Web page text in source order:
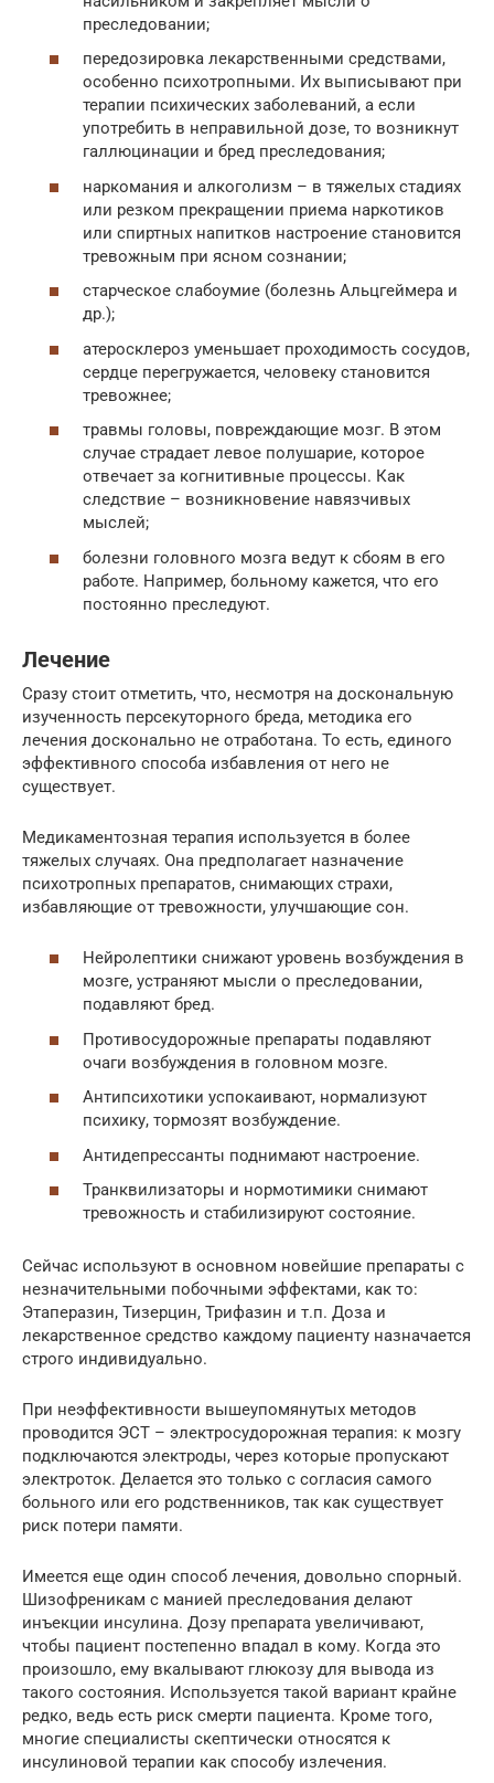
преследовании;
передозировка лекарственными средствами,
особенно психотропными. Их выписывают при
терапии психических заболеваний, а если
употребить в неправильной дозе, то возникнут
галлюцинации и бред преследования;
наркомания и алкоголизм – в тяжелых стадиях
или резком прекращении приема наркотиков
или спиртных напитков настроение становится
тревожным при ясном сознании;
старческое слабоумие (болезнь Альцгеймера и
др.);
атеросклероз уменьшает проходимость сосудов,
сердце перегружается, человеку становится
тревожнее;
травмы головы, повреждающие мозг. В этом
случае страдает левое полушарие, которое
отвечает за когнитивные процессы. Как
следствие – возникновение навязчивых
мыслей;
болезни головного мозга ведут к сбоям в его
работе. Например, больному кажется, что его
постоянно преследуют.
Лечение
Сразу стоит отметить, что, несмотря на доскональную
изученность персекуторного бреда, методика его
лечения досконально не отработана. То есть, единого
эффективного способа избавления от него не
существует.
Медикаментозная терапия используется в более
тяжелых случаях. Она предполагает назначение
психотропных препаратов, снимающих страхи,
избавляющие от тревожности, улучшающие сон.
Нейролептики снижают уровень возбуждения в
мозге, устраняют мысли о преследовании,
подавляют бред.
Противосудорожные препараты подавляют
очаги возбуждения в головном мозге.
Антипсихотики успокаивают, нормализуют
психику, тормозят возбуждение.
Антидепрессанты поднимают настроение.
Транквилизаторы и нормотимики снимают
тревожность и стабилизируют состояние.
Сейчас используют в основном новейшие препараты с
незначительными побочными эффектами, как то:
Этаперазин, Тизерцин, Трифазин и т.п. Доза и
лекарственное средство каждому пациенту назначается
строго индивидуально.
При неэффективности вышеупомянутых методов
проводится ЭСТ – электросудорожная терапия: к мозгу
подключаются электроды, через которые пропускают
электроток. Делается это только с согласия самого
больного или его родственников, так как существует
риск потери памяти.
Имеется еще один способ лечения, довольно спорный.
Шизофреникам с манией преследования делают
инъекции инсулина. Дозу препарата увеличивают,
чтобы пациент постепенно впадал в кому. Когда это
произошло, ему вкалывают глюкозу для вывода из
такого состояния. Используется такой вариант крайне
редко, ведь есть риск смерти пациента. Кроме того,
многие специалисты скептически относятся к
инсулиновой терапии как способу излечения.